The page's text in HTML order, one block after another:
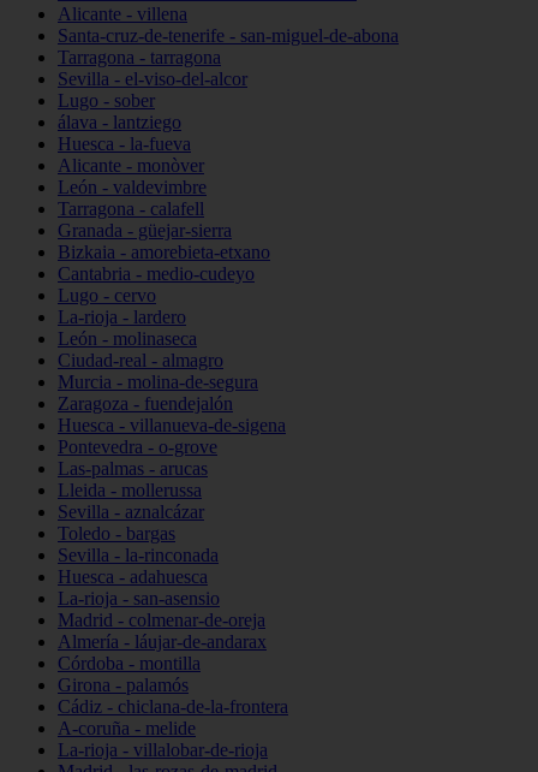
Alicante - villena
Santa-cruz-de-tenerife - san-miguel-de-abona
Tarragona - tarragona
Sevilla - el-viso-del-alcor
Lugo - sober
álava - lantziego
Huesca - la-fueva
Alicante - monòver
León - valdevimbre
Tarragona - calafell
Granada - güejar-sierra
Bizkaia - amorebieta-etxano
Cantabria - medio-cudeyo
Lugo - cervo
La-rioja - lardero
León - molinaseca
Ciudad-real - almagro
Murcia - molina-de-segura
Zaragoza - fuendejalón
Huesca - villanueva-de-sigena
Pontevedra - o-grove
Las-palmas - arucas
Lleida - mollerussa
Sevilla - aznalcázar
Toledo - bargas
Sevilla - la-rinconada
Huesca - adahuesca
La-rioja - san-asensio
Madrid - colmenar-de-oreja
Almería - láujar-de-andarax
Córdoba - montilla
Girona - palamós
Cádiz - chiclana-de-la-frontera
A-coruña - melide
La-rioja - villalobar-de-rioja